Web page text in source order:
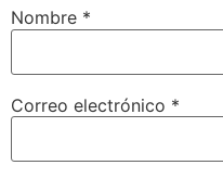
Nombre *
Correo electrónico *